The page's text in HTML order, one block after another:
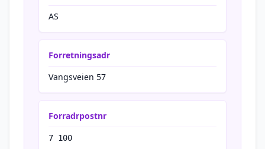
AS
Forretningsadr
Vangsveien 57
Forradrpostnr
7 100